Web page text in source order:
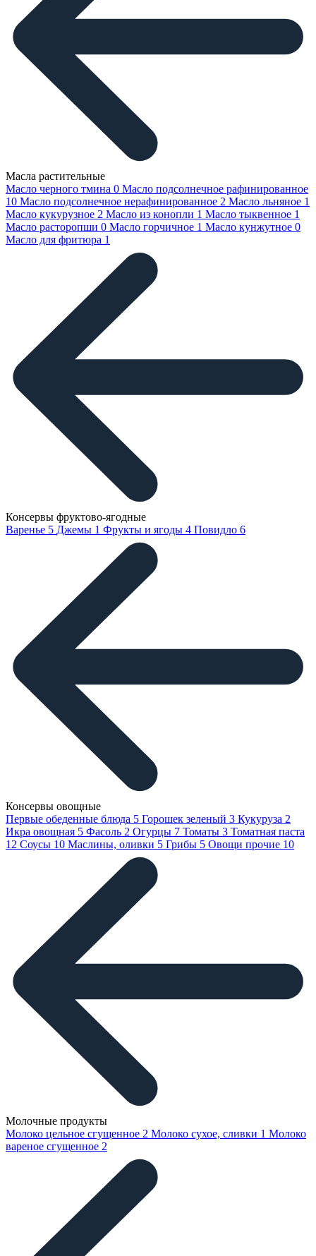
Масла растительные
Масло черного тмина 0 Масло подсолнечное рафинированное
10 Масло подсолнечное нерафинированное 2 Масло льняное 1
Масло кукурузное 2 Масло из конопли 1 Масло тыквенное 1
Масло расторопши 0 Масло горчичное 1 Масло кунжутное 0
Масло для фритюра 1
Консервы фруктово-ягодные
Варенье 5 Джемы 1 Фрукты и ягоды 4 Повидло 6
Консервы овощные
Первые обеденные блюда 5 Горошек зеленый 3 Кукуруза 2
Икра овощная 5 Фасоль 2 Огурцы 7 Томаты 3 Томатная паста
12 Соусы 10 Маслины, оливки 5 Грибы 5 Овощи прочие 10
Молочные продукты
Молоко цельное сгущенное 2 Молоко сухое, сливки 1 Молоко
вареное сгущенное 2